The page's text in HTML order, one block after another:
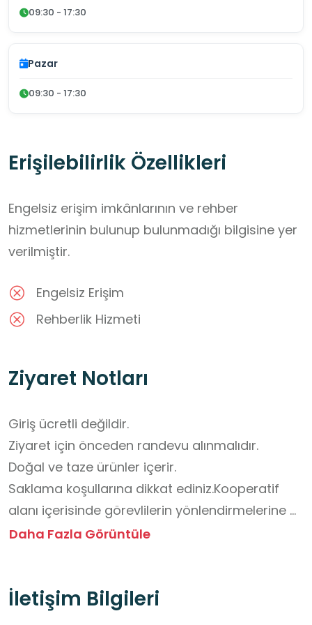
09:30 - 17:30
Pazar
09:30 - 17:30
Erişilebilirlik Özellikleri
Engelsiz erişim imkânlarının ve rehber
hizmetlerinin bulunup bulunmadığı bilgisine yer
verilmiştir.
Engelsiz Erişim
Rehberlik Hizmeti
Ziyaret Notları
Giriş ücretli değildir.
Ziyaret için önceden randevu alınmalıdır.
Doğal ve taze ürünler içerir.
Saklama koşullarına dikkat ediniz.Kooperatif
alanı içerisinde görevlilerin yönlendirmelerine
uyunuz.
Su ürünleri işleme alanlarında hijyen kurallarına
Daha Fazla Görüntüle
İletişim Bilgileri